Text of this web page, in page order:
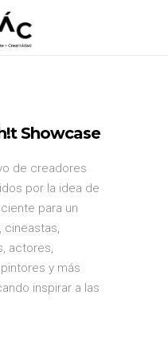
Showcase
de creadores
por la idea de
para un
cineastas,
actores,
y más
inspirar a las